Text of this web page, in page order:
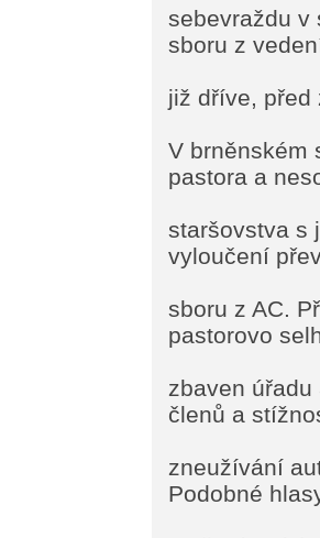
sebevraždu v
sboru z
již dříve, před
V brněnském
pastora a
staršovstva s
vyloučení
sboru z AC.
pastorovo
zbaven
členů a
zneužívání
Podobné